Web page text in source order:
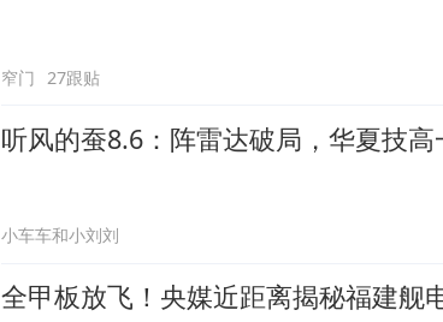
窄门 27跟贴
听风的蚕8.6：阵雷达破局，华夏技高
小车车和小刘刘
全甲板放飞！央媒近距离揭秘福建舰